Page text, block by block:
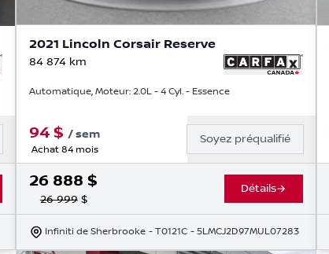
2021 Lincoln Corsair Reserve
84 874 km
Automatique, Moteur: 2.0L - 4 Cyl. - Essence
94 $ /sem
Achat 84 mois
Soyez préqualifié
26 888 $
26 999$
Détails
Infiniti de Sherbrooke - T0121C - 5LMCJ2D97MUL07283